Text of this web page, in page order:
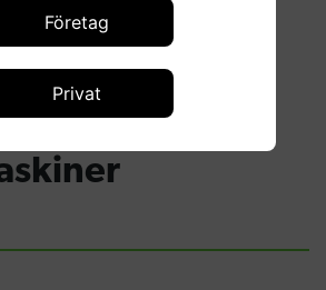
Företag
Privat
Speed maskiner
och High